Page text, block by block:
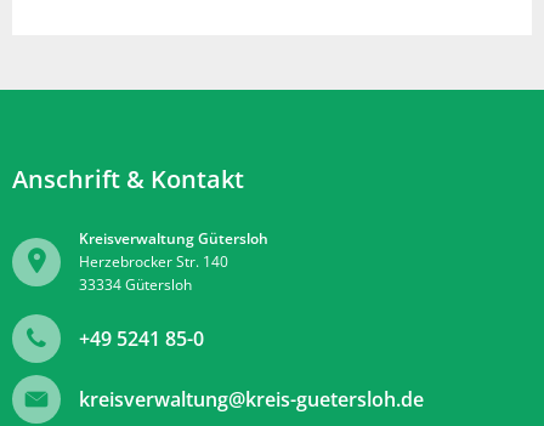
Anschrift & Kontakt
Kreisverwaltung Gütersloh
Herzebrocker Str. 140
33334Gütersloh
+49 5241 85-0
kreisverwaltung@kreis-guetersloh.de